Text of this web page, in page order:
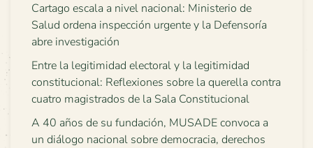
Cartago escala a nivel nacional: Ministerio de
Salud ordena inspección urgente y la Defensoría
abre investigación
Entre la legitimidad electoral y la legitimidad
constitucional: Reflexiones sobre la querella contra
cuatro magistrados de la Sala Constitucional
A 40 años de su fundación, MUSADE convoca a
un diálogo nacional sobre democracia, derechos